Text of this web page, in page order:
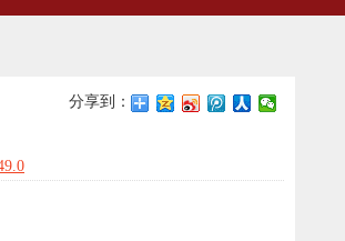
分享到：